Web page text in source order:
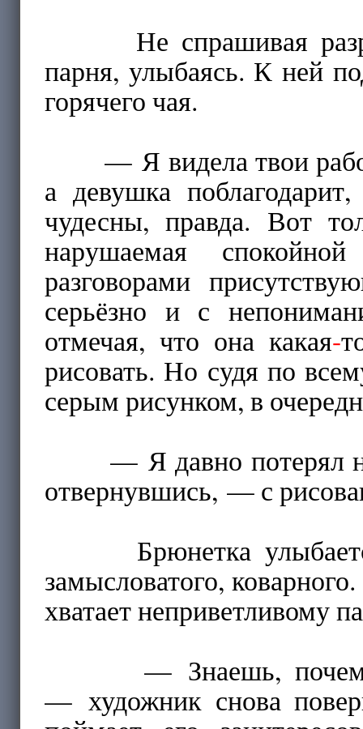
Не спрашивая
парня, улыбаясь. К ней
горячего чая.
— Я видела твои
а девушка
чудесны, правда. Вот
нарушаемая
разговорами
серьёзно и с
отмечая, что она какая-
рисовать. Но судя по
серым рисунком, в
— Я давно потерял
отвернувшись, — с
Брюнетка
замысловатого,
хватает неприветливому
— Знаешь, почему
— художник снова